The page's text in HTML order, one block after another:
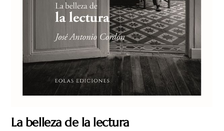
La belleza de la lectura